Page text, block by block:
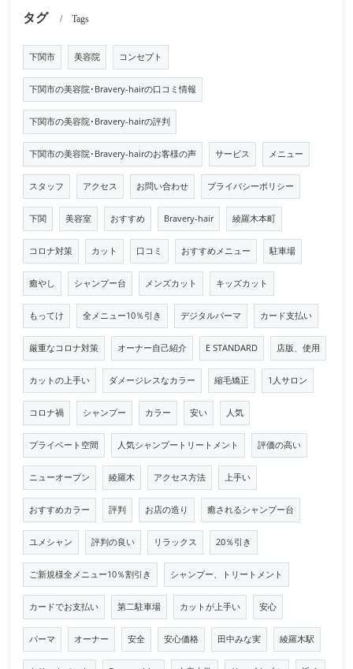
タグ Tags
下関市 美容院 コンセプト
下関市の美容院･Bravery-hairの口コミ情報
下関市の美容院･Bravery-hairの評判
下関市の美容院･Bravery-hairのお客様の声 サービス メニュー
スタッフ アクセス お問い合わせ プライバシーポリシー
下関 美容室 おすすめ Bravery-hair 綾羅木本町
コロナ対策 カット 口コミ おすすめメニュー 駐車場
癒やし シャンプー台 メンズカット キッズカット
もってけ 全メニュー10％引き デジタルパーマ カード支払い
厳重なコロナ対策 オーナー自己紹介 E STANDARD 店版、使用
カットの上手い ダメージレスなカラー 縮毛矯正 1人サロン
コロナ禍 シャンプー カラー 安い 人気
プライベート空間 人気シャンプートリートメント 評価の高い
ニューオープン 綾羅木 アクセス方法 上手い
おすすめカラー 評判 お店の造り 癒されるシャンプー台
ユメシャン 評判の良い リラックス 20％引き
ご新規様全メニュー10％割引き シャンプー、トリートメント
カードでお支払い 第二駐車場 カットが上手い 安心
パーマ オーナー 安全 安心価格 田中みな実 綾羅木駅